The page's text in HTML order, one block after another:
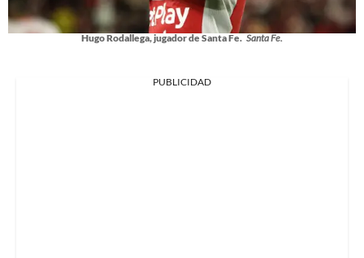
Hugo Rodallega, jugador de Santa Fe. Santa Fe.
PUBLICIDAD